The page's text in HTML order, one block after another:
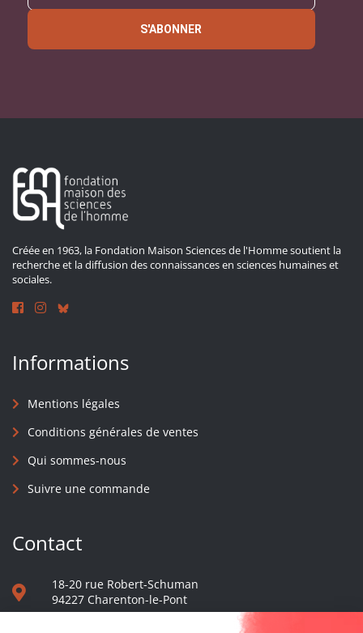
S'ABONNER
Créée en 1963, la Fondation Maison Sciences de l'Homme soutient la
recherche et la diffusion des connaissances en sciences humaines et
sociales.
Informations
Mentions légales
Conditions générales de ventes
Qui sommes-nous
Suivre une commande
Contact
18-20 rue Robert-Schuman
94227 Charenton-le-Pont